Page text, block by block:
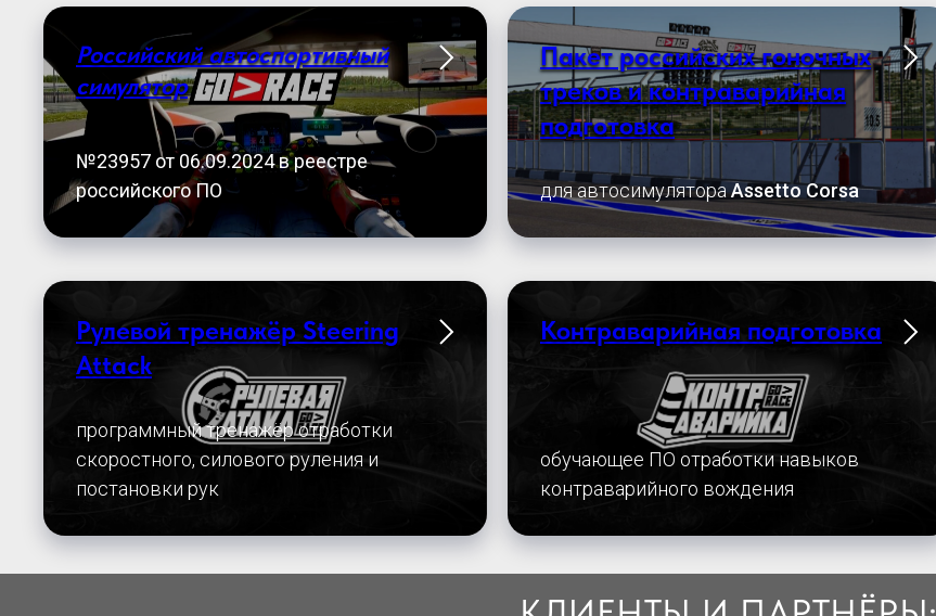
Российский автоспортивный
симулятор
№23957 от 06.09.2024 в реестре
российского ПО
Пакет российских гоночных
треков и контраварийная
подготовка
для автосимулятораAssetto Corsa
Рулевой тренажёр Steering
Attack
программный тренажёр отработки
скоростного, силового руления и
постановки рук
Контраварийная подготовка
обучающее ПО отработки навыков
контраварийного вождения